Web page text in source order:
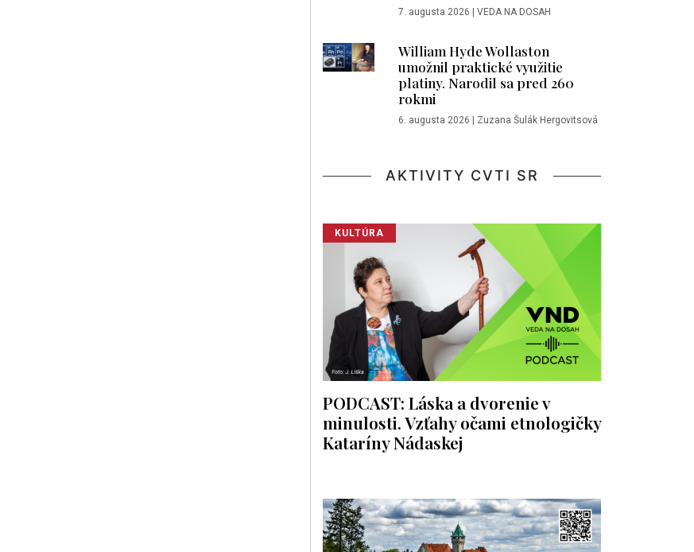
7. augusta 2026 | VEDA NA DOSAH
William Hyde Wollaston
umožnil praktické využitie
platiny. Narodil sa pred 260
rokmi
6. augusta 2026 | Zuzana Šulák Hergovitsová
AKTIVITY CVTI SR
KULTÚRA
PODCAST: Láska a dvorenie v
minulosti. Vzťahy očami etnologičky
Kataríny Nádaskej